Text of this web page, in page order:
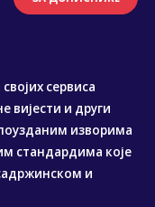
сервиса
вијести и други
изворима
стандардима које
и